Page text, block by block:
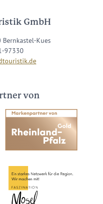
GmbH
Kues
97330
von